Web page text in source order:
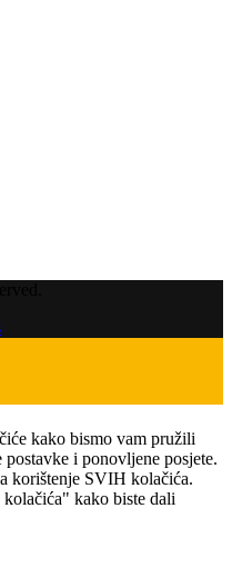
kako bismo vam pružili
i ponovljene posjete.
korištenje SVIH kolačića.
kako biste dali